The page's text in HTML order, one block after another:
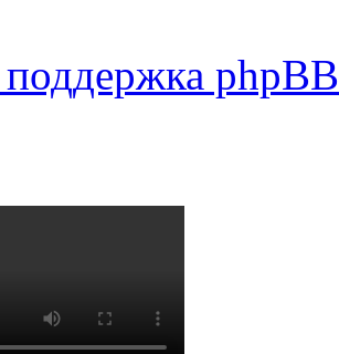
поддержка phpBB